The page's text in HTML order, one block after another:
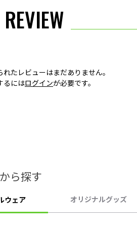
たレビューはまだありません。
るにはログインが必要です。
ら探す
ウェア オリジナルグッズ